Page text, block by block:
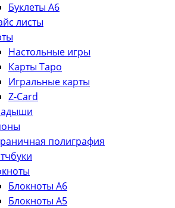
Буклеты А6
листы
Настольные игры
Карты Таро
Игральные карты
Z-Card
полиграфия
Блокноты А6
Блокноты А5